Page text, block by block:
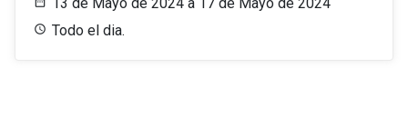
Todo el dia.